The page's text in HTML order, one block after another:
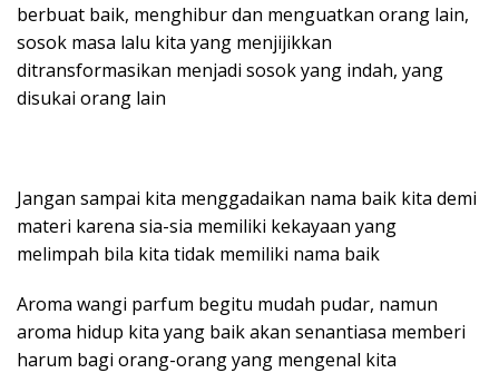
berbuat baik, menghibur dan menguatkan orang lain,
sosok masa lalu kita yang menjijikkan
ditransformasikan menjadi sosok yang indah, yang
disukai orang lain
Jangan sampai kita menggadaikan nama baik kita demi
materi karena sia-sia memiliki kekayaan yang
melimpah bila kita tidak memiliki nama baik
Aroma wangi parfum begitu mudah pudar, namun
aroma hidup kita yang baik akan senantiasa memberi
harum bagi orang-orang yang mengenal kita